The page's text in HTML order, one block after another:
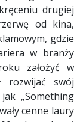
drugiej
od kina,
gdzie
w branży
założyć w
rozwijać swój
„Something
cenne laury